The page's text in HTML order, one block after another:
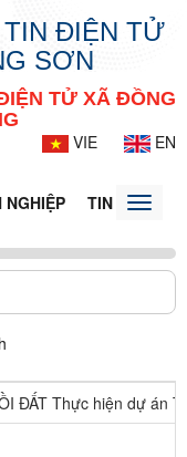
TIN ĐIỆN TỬ
SƠN
TỬ XÃ ĐỒNG
VIE
EN
NGHIỆP TIN TỨC -
Toggle
ĐẤT Thực hiện dự án